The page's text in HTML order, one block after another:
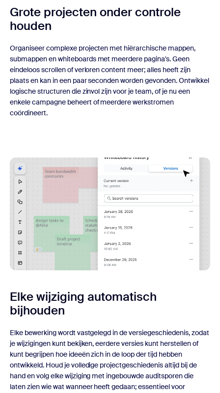
Grote projecten onder controle
houden
Organiseer complexe projecten met hiërarchische mappen,
submappen en whiteboards met meerdere pagina's. Geen
eindeloos scrollen of verloren content meer; alles heeft zijn
plaats en kan in een paar seconden worden gevonden. Ontwikkel
logische structuren die zinvol zijn voor je team, of je nu een
enkele campagne beheert of meerdere werkstromen
coördineert.
Elke wijziging automatisch
bijhouden
Elke bewerking wordt vastgelegd in de versiegeschiedenis, zodat
je wijzigingen kunt bekijken, eerdere versies kunt herstellen of
kunt begrijpen hoe ideeën zich in de loop der tijd hebben
ontwikkeld. Houd je volledige projectgeschiedenis altijd bij de
hand en volg elke wijziging met ingebouwde auditsporen die
laten zien wie wat wanneer heeft gedaan; essentieel voor